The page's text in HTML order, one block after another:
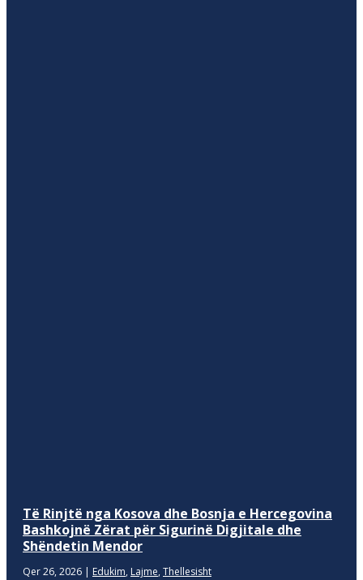
Të Rinjtë nga Kosova dhe Bosnja e Hercegovina
Bashkojnë Zërat për Sigurinë Digjitale dhe
Shëndetin Mendor
Qer 26, 2026 | Edukim, Lajme, Thellesisht